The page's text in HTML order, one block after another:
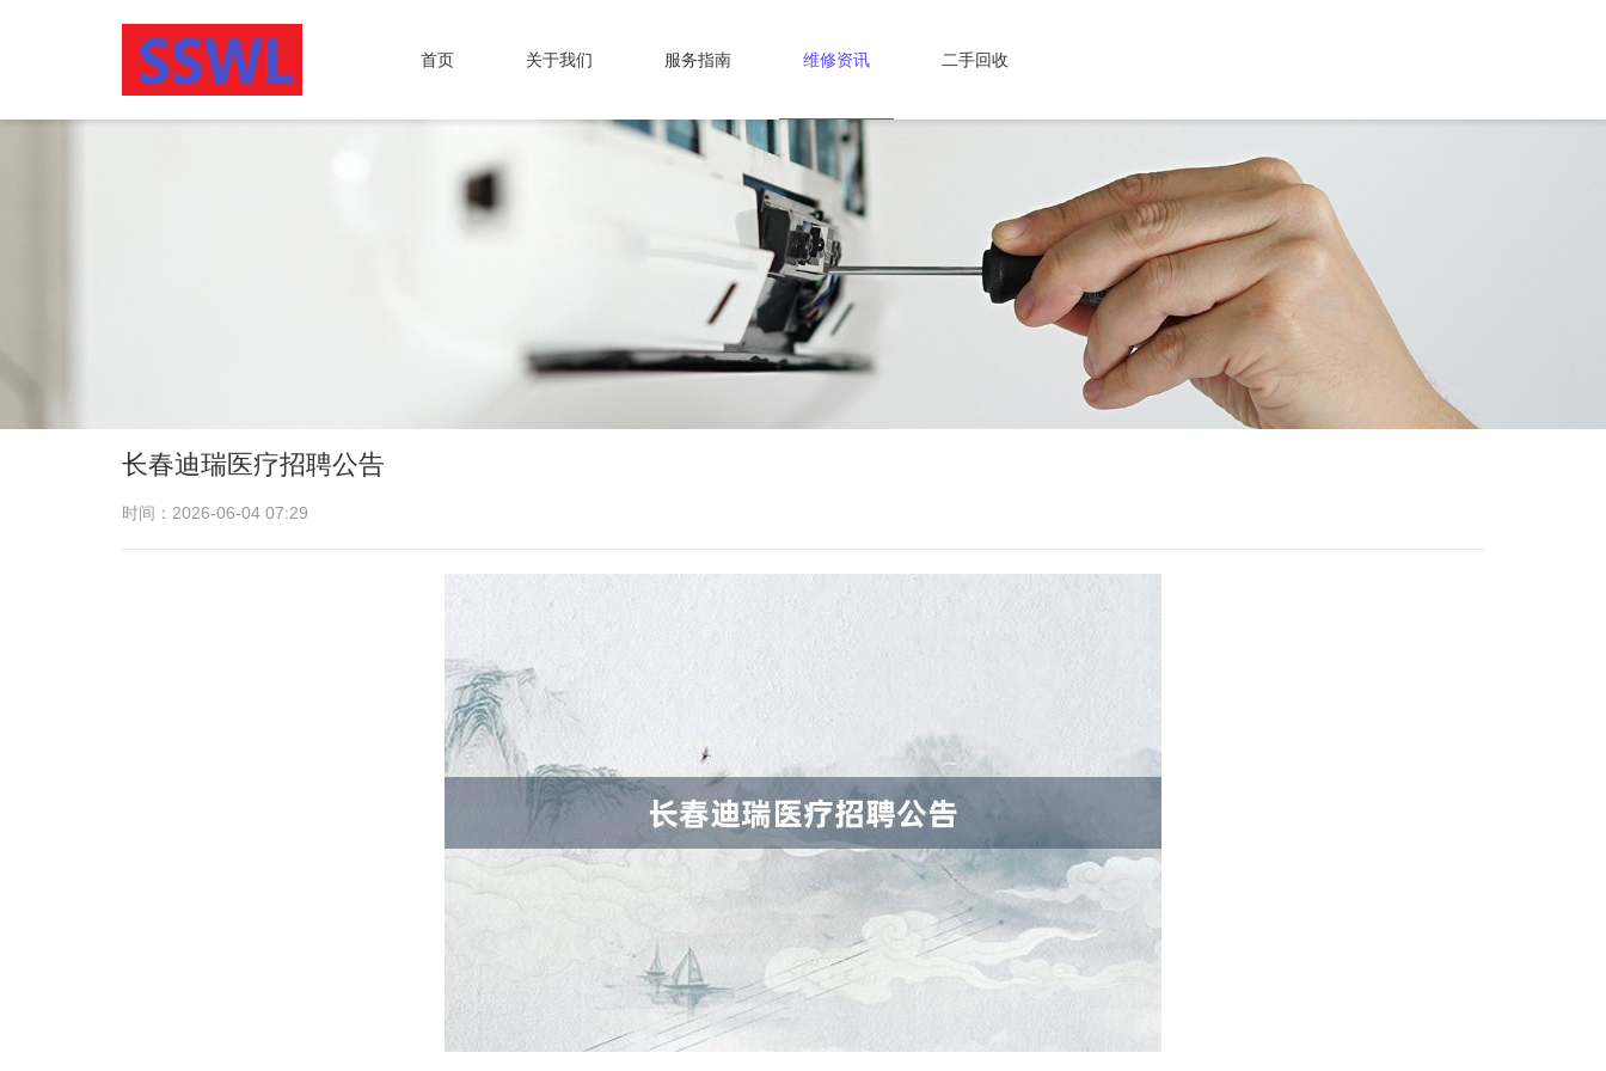
首页 关于我们 服务指南 维修资讯 二手回收
长春迪瑞医疗招聘公告
时间：2026-06-04 07:29